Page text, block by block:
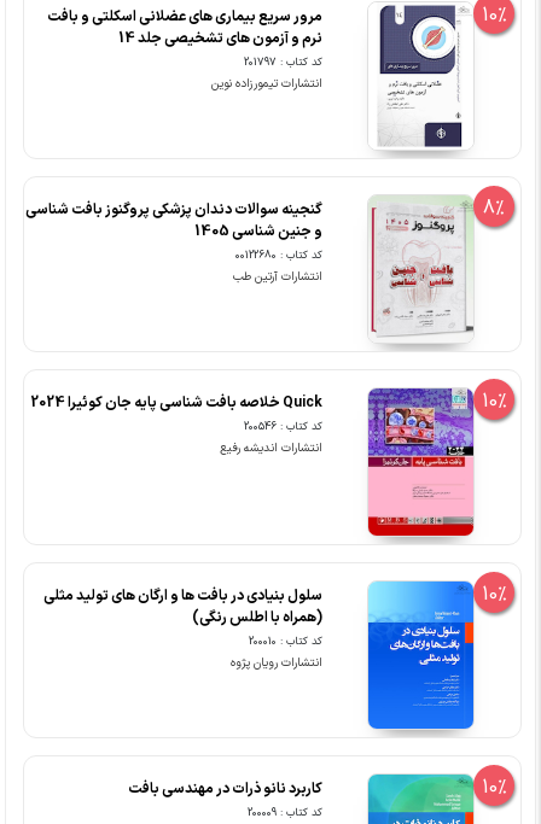
10%
مرور سریع بیماری های عضلانی اسکلتی و بافت
نرم و آزمون های تشخیصی جلد 14
کد کتاب : 201797
انتشارات تیمورزاده نوین
8%
گنجینه سوالات دندان پزشکی پروگنوز بافت شناسی
و جنین شناسی 1405
کد کتاب : 00122680
انتشارات آرتین طب
10% Quick خلاصه بافت شناسی پایه جان کوئیرا 2024
کد کتاب : 200546
انتشارات اندیشه رفیع
10%
سلول بنیادی در بافت ها و ارگان های تولید مثلی
(همراه با اطلس رنگی)
کد کتاب : 200010
انتشارات رویان پژوه
10% کاربرد نانو ذرات در مهندسی بافت
کد کتاب : 200009